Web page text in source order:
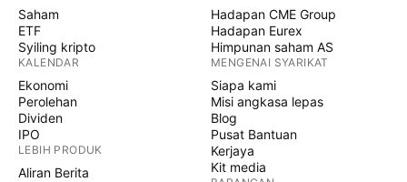
Saham
ETF
Syiling kripto
KALENDAR
Ekonomi
Perolehan
Dividen
IPO
LEBIH PRODUK
Aliran Berita
Hadapan CME Group
Hadapan Eurex
Himpunan saham AS
MENGENAI SYARIKAT
Siapa kami
Misi angkasa lepas
Blog
Pusat Bantuan
Kerjaya
Kit media